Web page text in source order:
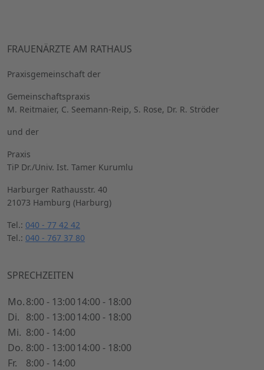
FRAUENÄRZTE AM RATHAUS
Praxisgemeinschaft der
Gemeinschaftspraxis
M. Reitmaier, C. Seemann-Reip, S. Rose, Dr. R. Ströder
und der
Praxis
TiP Dr./Univ. Ist. Tamer Kurumlu
Harburger Rathausstr. 40
21073 Hamburg (Harburg)
Tel.: 040 - 77 42 42
Tel.: 040 - 767 37 80
SPRECHZEITEN
Mo.8:00 - 13:0014:00 - 18:00
Di. 8:00 - 13:0014:00 - 18:00
Mi. 8:00 - 14:00
Do. 8:00 - 13:0014:00 - 18:00
Fr.
8:00 - 14:00